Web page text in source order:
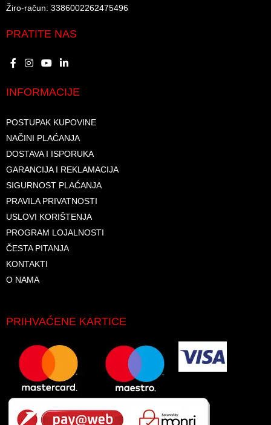
Žiro-račun: 3386002262475496​​
PRATITE NAS
INFORMACIJE
POSTUPAK KUPOVINE
NAČINI PLAĆANJA
DOSTAVA I ISPORUKA
GARANCIJA I REKLAMACIJA
SIGURNOST PLAĆANJA
PRAVILA PRIVATNOSTI
USLOVI KORIŠTENJA
PROGRAM LOJALNOSTI
ČESTA PITANJA
KONTAKTI
O NAMA
PRIHVAĆENE KARTICE